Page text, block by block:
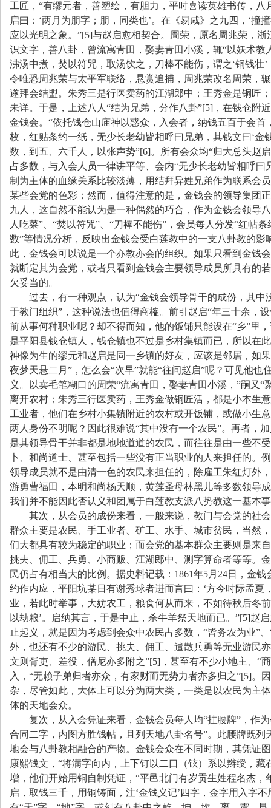
工匠， “有缪元者，善塑绘，有胆力，平时喜读英雄书传，
启曰： ‘两月为朋字；朋，同类也’。在《易咸》之九四， ‘撞
应以光明之象。 ”[5]与赵启愈相契合。周荣，原名周兆荣，
识文字，善八卦，曾流寓青田，娶妻青田小溪，辄“以妖术教
沸汤中煮，焚以符咒，取汤饮之，刀棒不能伤，谓之‘铜钱壮’
令唯恐周兆荣与太平军联络，悬赏追捕，周兆荣改名周荣，
遂拜会结盟。朱秀三是行医卖药的江湖郎中；王秀金是铜匠
未详。于是，上述八人 “结为兄弟，分作八卦”[5] ，在钱仓附
金钱会。 “依托钱仓山庙神以惑众，入会者，纳钱五百于会
枚，红贴条约一纸，无少长老幼皆相呼曰兄弟，其钱文曰‘金
数，到五、六千人，以张声势”[6]。所有会众均“归大总头赵
占多数，与入会人员一律讲平等、会内“无少长老幼皆相呼曰
制为主体的血缘关系比较淡薄，用结拜异姓兄弟作为联系会
某些会党的色彩；然而，值得注意的是，金钱会的领导集团
九人，这自然不能认为是一种偶然的巧合，作为金钱会领导
人吃菜” “焚以符咒” “刀棒不能伤” ，会员每人分发“红帖条
数”等情况分析，反映出金钱会受白莲教中的一支八卦教的
此，金钱会可以说是一个亦教亦会的组织。如果只看到金钱
就断定其为会党，或者只看到金钱会主要领导成员所具有的
欠妥当的。
过去，有一种观点，认为“金钱会领导骨干的成份，其中
于教门组织” ，这种说法也值得商榷。前引赵启“年三十余，
前从事何种职业呢？却不得而知，他的饭铺只能设在“乡”里
是平阳县钱仓镇人，钱仓镇也不过是乡村集镇而已，所以在
神像为生的缪元和赵启是同一乡镇的好友，应该是邻居，如
夜梦天悬二月 ” ，怎么会“次早”就能“往问赵启”呢？可见他也
义。以卖毛笔糊口的周荣“流寓青田，娶妻青田小溪， ”嗣又 “
离开农村；朱秀三行医卖药，王秀金做铜匠活，都是小本生
工业者，他们在乡村小集镇附近的农村或开饭铺，或做小生
两人身份不明呢？因此很难说“其中没有一个农民”。再者，
是其领导骨干并非都是地地道道的农民，而往往是由一些不
卜、和尚道士、甚至包括一些没有正当职业的人来担任的。
领导成员就不是由清一色的农民来担任的，除雇工朱红灯外
游勇曹福田，本明和尚杨天顺，黄莲圣母林黑儿等多数领导
我们并不能因此否认义和团属于白莲教支派八势教这一基
其次，从会员的成份来看，一般来说，教门与会党的社会
群众主要是农民、手工业者、矿工、水手、城市贫民，当然
们大都具有较为稳定的职业；而会党的基本群众主要则是来
挑夫、佣工、兵勇、小商贩、江湖郎中、测字算命者等等。
民仍占有相当大的比例。据史料记载： 1861年5月 24日
，金钱
约作内应，平阳坑某日有谢秀球者进而言曰： ‘方今时际孟夏
业，若此时举事，大妨农工，粮食何从而来，不如待秋后冬
以劫粮’。启纳其言，于是中止，杀牛羊祭天地而已。 ”[5]赵
止起义，就是因为考虑到会众中农民占多数， “皆务农为业”
外，也还有不少的游民、挑夫、佣工、遣散兵勇等无业游民
文则胥吏、差役，僧尼亦多附之”[5] ，甚至有不少小地主、 “
入， “无赖子弟归者亦众，有家财而无势力者亦多归之”[5]。
杂，尽管如此，大体上可以分为两大类，一类是以农民为主
体的天地会众。
复次，从入会凭证来看，金钱会员每人均“挂腰牌” ，作
合同二字，内图方胜钱帖，且列天地八卦名号”。此腰牌既列
地会与八卦教相融合的产物。金钱会众在不同时期，其凭证
康熙钱文，“将满字向内，上下钉以二口（铉）系以辫绶，藏
增，他们开始用铜自制凭证，“平邑北门有岁贡生姓程名杰，
启，取钱三千，用铜铸面，注‘金钱义记’ 四字，金字用入字